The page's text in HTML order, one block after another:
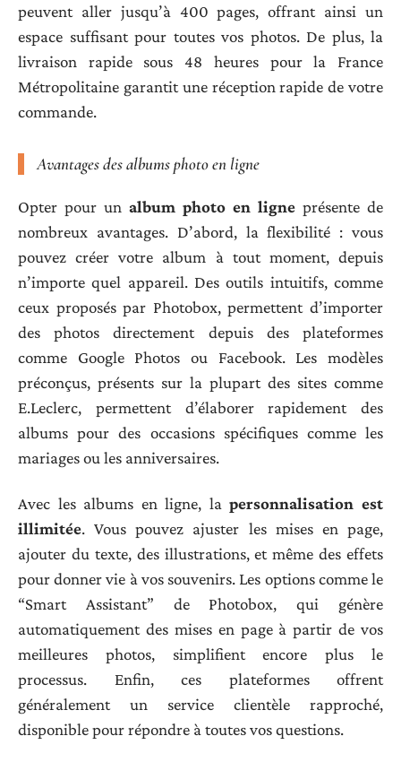
peuvent aller jusqu’à 400 pages, offrant ainsi un
espace suffisant pour toutes vos photos. De plus, la
livraison rapide sous 48 heures pour la France
Métropolitaine garantit une réception rapide de votre
commande.
Avantages des albums photo en ligne
Opter pour un album photo en ligne présente de
nombreux avantages. D’abord, la flexibilité : vous
pouvez créer votre album à tout moment, depuis
n’importe quel appareil. Des outils intuitifs, comme
ceux proposés par Photobox, permettent d’importer
des photos directement depuis des plateformes
comme Google Photos ou Facebook. Les modèles
préconçus, présents sur la plupart des sites comme
E.Leclerc, permettent d’élaborer rapidement des
albums pour des occasions spécifiques comme les
mariages ou les anniversaires.
Avec les albums en ligne, lapersonnalisation est
illimitée. Vous pouvez ajuster les mises en page,
ajouter du texte, des illustrations, et même des effets
pour donner vie à vos souvenirs. Les options comme le
“Smart Assistant” de Photobox, qui génère
automatiquement des mises en page à partir de vos
meilleures photos, simplifient encore plus le
processus. Enfin, ces plateformes offrent
généralement un service clientèle rapproché,
disponible pour répondre à toutes vos questions.